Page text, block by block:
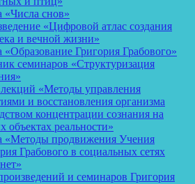
«Числа снов»
«Цифровой атлас создания
и вечной жизни»
«Образование Григория Грабового»
семинаров «Структуризация
«Методы управления
и восстановления организма
концентрации сознания на
объектах реальности»
«Методы продвижения Учения
Грабового в социальных сетях
и семинаров Григория